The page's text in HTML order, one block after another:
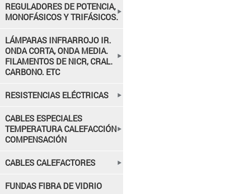
REGULADORES DE POTENCIA,
MONOFÁSICOS Y TRIFÁSICOS.
LÁMPARAS INFRARROJO IR.
ONDA CORTA, ONDA MEDIA.
FILAMENTOS DE NICR, CRAL.
CARBONO. ETC
RESISTENCIAS ELÉCTRICAS
CABLES ESPECIALES
TEMPERATURA CALEFACCIÓN
COMPENSACIÓN
CABLES CALEFACTORES
FUNDAS FIBRA DE VIDRIO